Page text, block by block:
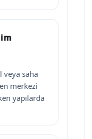
veya saha
merkezi
yapılarda